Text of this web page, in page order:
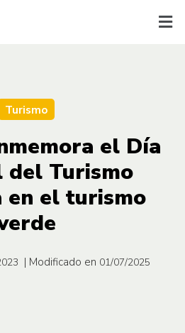
Turismo
el Día
del Turismo
en el turismo
| Modificado en 01/07/2025